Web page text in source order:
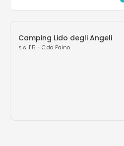
Camping Lido degli Angeli
s.s. 115 - C.da Faino